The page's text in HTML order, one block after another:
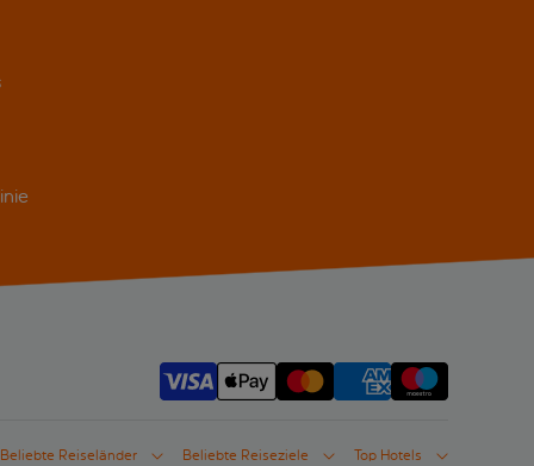
Beliebte Reiseländer Beliebte Reiseziele Top Hotels